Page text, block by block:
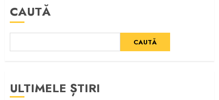
CAUTĂ
CAUTĂ
ULTIMELE ȘTIRI